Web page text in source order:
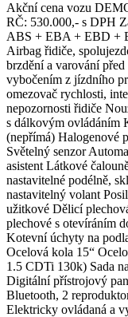
Akční cena vozu
RČ: 530.000,- s DPH
ABS + EBA + EBD +
Airbag řidiče,
brzdění a varování
vybočením z jízdního
omezovač rychlosti,
nepozornosti řidiče
s dálkovým ovládáním
(nepřímá) Halogenové
Světelný senzor
asistent Látkové
nastavitelné podélně,
nastavitelný volant
užitkové Dělicí
plechové s otevíráním
Kotevní úchyty na
Ocelová kola 15“
1.5 CDTi 130k) Sada
Digitální přístrojový
Bluetooth, 2
Elektricky ovládaná a